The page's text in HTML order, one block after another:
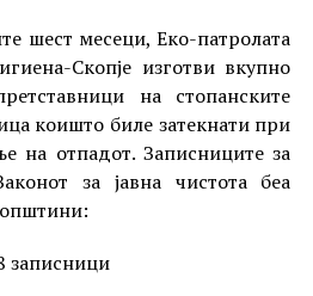
шест месеци, Еко-патролата
Скопје изготви вкупно
на стопанските
коишто биле затекнати при
на отпадот. Записниците за
за јавна чистота беа
записници